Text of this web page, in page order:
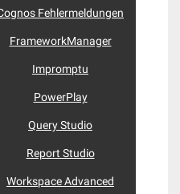
Fehlermeldungen
FrameworkManager
Impromptu
PowerPlay
Query Studio
Report Studio
Workspace Advanced